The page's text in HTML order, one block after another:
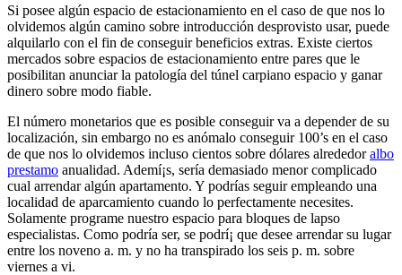
Si posee algún espacio de estacionamiento en el caso de que nos lo
olvidemos algún camino sobre introducción desprovisto usar, puede
alquilarlo con el fin de conseguir beneficios extras. Existe ciertos
mercados sobre espacios de estacionamiento entre pares que le
posibilitan anunciar la patologí­a del túnel carpiano espacio y ganar
dinero sobre modo fiable.
El número monetarios que es posible conseguir va a depender de su
localización, sin embargo no es anómalo conseguir 100’s en el caso
de que nos lo olvidemos incluso cientos sobre dólares alrededoralbo
prestamo anualidad. Ademí¡s, serí­a demasiado menor complicado
cual arrendar algún apartamento. Y podrías seguir empleando una
localidad de aparcamiento cuando lo perfectamente necesites.
Solamente programe nuestro espacio para bloques de lapso
especialistas. Como podrí­a ser, se podrí¡ que desee arrendar su lugar
entre los noveno a. m. y no ha transpirado los seis p. m. sobre
viernes a vi.